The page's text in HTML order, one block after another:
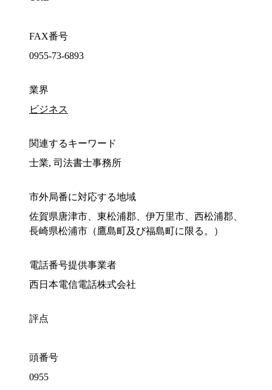
FAX番号
0955-73-6893
業界
ビジネス
関連するキーワード
士業, 司法書士事務所
市外局番に対応する地域
佐賀県唐津市、東松浦郡、伊万里市、西松浦郡、
長崎県松浦市（鷹島町及び福島町に限る。）
電話番号提供事業者
西日本電信電話株式会社
評点
頭番号
0955